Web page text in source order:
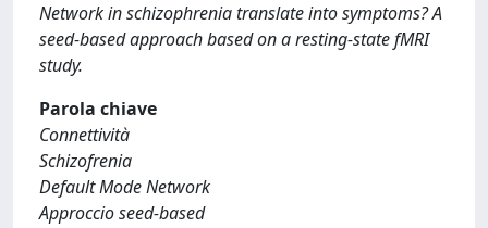
Network in schizophrenia translate into symptoms? A
seed-based approach based on a resting-state fMRI
study.
Parola chiave
Connettività
Schizofrenia
Default Mode Network
Approccio seed-based